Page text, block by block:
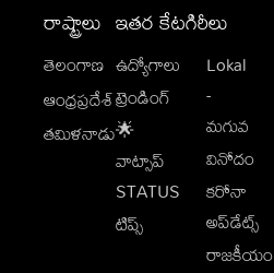
రాష్ట్రాలు
తెలంగాణ
ఆంధ్రప్రదేశ్
తమిళనాడు
ఇతర కేటగిరీలు
ఉద్యోగాలు
ట్రెండింగ్
🌟
వాట్సాప్
STATUS
టిప్స్
Lokal
-
మగువ
వినోదం
కరోనా
అప్‌డేట్స్
రాజకీయం